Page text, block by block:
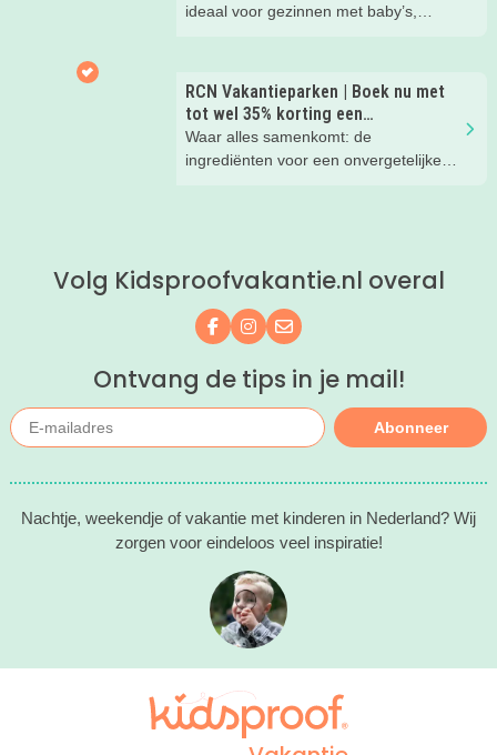
ideaal voor gezinnen met baby’s,
RCN Vakantieparken | Boek nu met
tot wel 35% korting een
zomervakantie!
Waar alles samenkomt: de
ingrediënten voor een onvergetelijke
Volg Kidsproofvakantie.nl overal
Volg ons op Facebook
Volg ons op Instagram
Mail ons
Ontvang de tips in je mail!
Abonneer
Nachtje, weekendje of vakantie met kinderen in Nederland? Wij
zorgen voor eindeloos veel inspiratie!